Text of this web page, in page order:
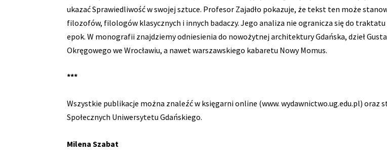
ukazać Sprawiedliwość w swojej sztuce. Profesor Zajadło pokazuje, że tekst ten może
filozofów, filologów klasycznych i innych badaczy. Jego analiza nie ogranicza się do
epok. W monografii znajdziemy odniesienia do nowożytnej architektury Gdańska, dzieł
Okręgowego we Wrocławiu, a nawet warszawskiego kabaretu Nowy Momus.
***
Wszystkie publikacje można znaleźć w księgarni online (www. wydawnictwo.ug.edu.pl) oraz
Społecznych Uniwersytetu Gdańskiego.
Milena Szabat